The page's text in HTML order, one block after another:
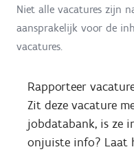
Niet alle vacatures zijn
aansprakelijk voor de
vacatures.
Rapporteer
Zit deze vacature
jobdatabank, is ze
onjuiste info? Laat